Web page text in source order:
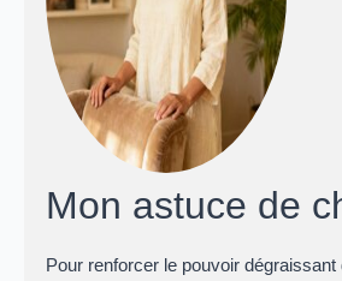
Mon astuce de
Pour renforcer le pouvoir